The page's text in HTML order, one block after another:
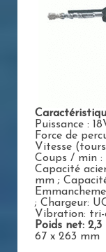
Puissance :
Force de
Vitesse
Coups / min :
Capacité
mm ;
; Chargeur:
Vibration: tri-
Poids net: 2,3
67 x 263 mm